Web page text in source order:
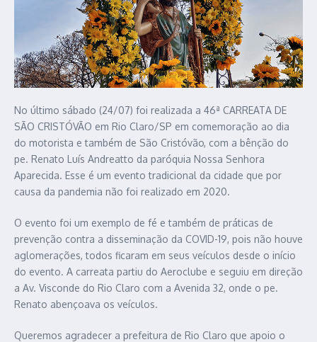
No último sábado (24/07) foi realizada a 46ª CARREATA DE
SÃO CRISTÓVÃO em Rio Claro/SP em comemoração ao dia
do motorista e também de São Cristóvão, com a bênção do
pe. Renato Luís Andreatto da paróquia Nossa Senhora
Aparecida. Esse é um evento tradicional da cidade que por
causa da pandemia não foi realizado em 2020.
O evento foi um exemplo de fé e também de práticas de
prevenção contra a disseminação da COVID-19, pois não houve
aglomerações, todos ficaram em seus veículos desde o início
do evento. A carreata partiu do Aeroclube e seguiu em direção
a Av. Visconde do Rio Claro com a Avenida 32, onde o pe.
Renato abençoava os veículos.
Queremos agradecer a prefeitura de Rio Claro que apoio o